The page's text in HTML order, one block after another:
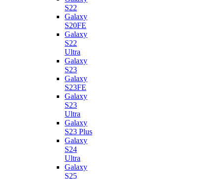
S22
Galaxy
S20FE
Galaxy
S22
Ultra
Galaxy
S23
Galaxy
S23FE
Galaxy
S23
Ultra
Galaxy
S23 Plus
Galaxy
S24
Ultra
Galaxy
S25